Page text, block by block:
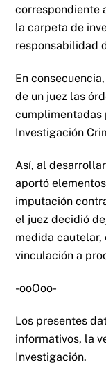
correspondiente
la carpeta de
responsabilidad
En
de un juez las
cumplimentadas
Investigación
Así, al
aportó
imputación
el juez decidió
medida cautelar,
vinculación a
-ooOoo-
Los presentes
informativos, la
Investigación.